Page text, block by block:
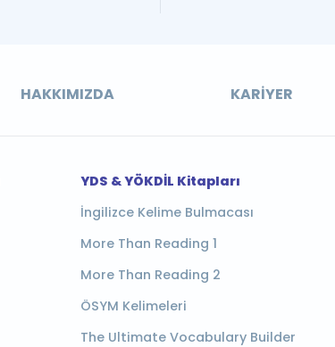
HAKKIMIZDA KARIYER
YDS & YÖKDİL Kitapları
İngilizce Kelime Bulmacası
More Than Reading 1
More Than Reading 2
ÖSYM Kelimeleri
The Ultimate Vocabulary Builder